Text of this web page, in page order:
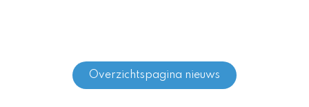
Overzichtspagina nieuws